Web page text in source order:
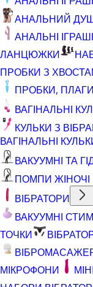
АНАЛЬНИЙ
АНАЛЬНІ
ЛАНЦЮЖКИ
ПРОБКИ З
ПРОБКИ,
ВАГІНАЛЬНІ
КУЛЬКИ З
ВАГІНАЛЬНІ
ВАКУУМНІ ТА
ПОМПИ ЖІНОЧІ
ВІБРАТОРИ
ВАКУУМНІ
ТОЧКИ
МІКРОФОНИ